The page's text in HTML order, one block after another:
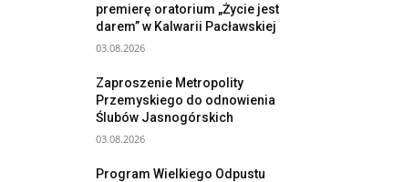
premierę oratorium „Życie jest
darem” w Kalwarii Pacławskiej
03.08.2026
Zaproszenie Metropolity
Przemyskiego do odnowienia
Ślubów Jasnogórskich
03.08.2026
Program Wielkiego Odpustu